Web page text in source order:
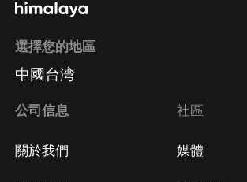
選擇您的地區
中國台湾
公司信息
關於我們
社區
媒體